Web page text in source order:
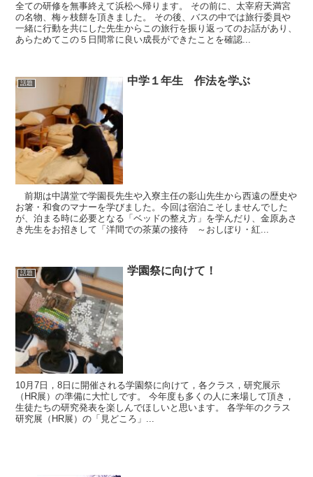
全ての研修を無事終えて浜松へ帰ります。 その前に、太宰府天満宮
の名物、梅ヶ枝餅を頂きました。 その後、バスの中では旅行委員や
一緒に行動を共にした先生からこの旅行を振り返ってのお話があり、
あらためてこの５日間常に良い成長ができたことを確認...
話題 中学１年生 作法を学ぶ
前期は中講堂で学園長先生や入寮主任の影山先生から西遠の歴史や
お箸・和食のマナーを学びました。今回は宿泊こそしませんでした
が、泊まる時に必要となる「ベッドの整え方」を学んだり、金原あさ
き先生をお招きして「洋間での茶菓の接待 ～おしぼり・紅...
話題 学園祭に向けて！
10月7日，8日に開催される学園祭に向けて，各クラス，研究展示
（HR展）の準備に大忙しです。 今年度も多くの人に来場して頂き，
生徒たちの研究発表を楽しんでほしいと思います。 各学年のクラス
研究展（HR展）の「見どころ」...